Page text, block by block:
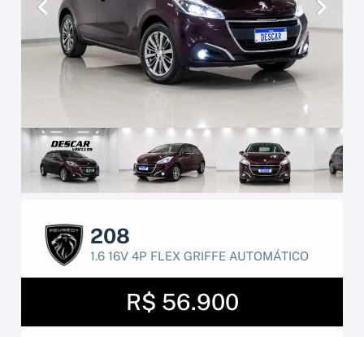
208
1.6 16V 4P FLEX GRIFFE AUTOMÁTICO
R$ 56.900
Anterior Próximo